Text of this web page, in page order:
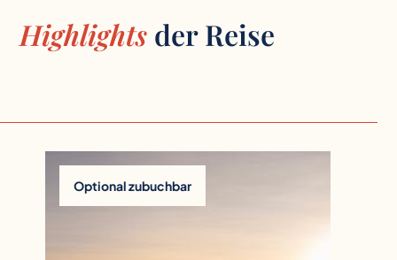
Highlights der Reise
Im Paket inklusive
Optional zubuchbar